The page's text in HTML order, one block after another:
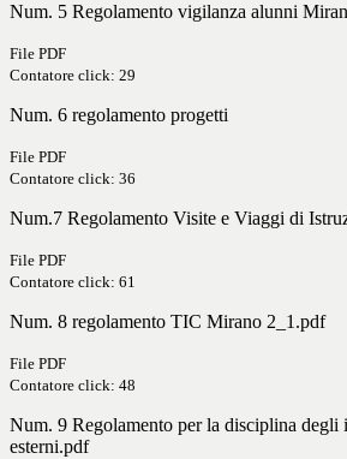
Num. 5 Regolamento vigilanza alunni
File PDF
Contatore click: 29
Num. 6 regolamento progetti
File PDF
Contatore click: 36
Num.7 Regolamento Visite e Viaggi di
File PDF
Contatore click: 61
Num. 8 regolamento TIC Mirano 2_1.pdf
File PDF
Contatore click: 48
Num. 9 Regolamento per la disciplina degli
esterni.pdf